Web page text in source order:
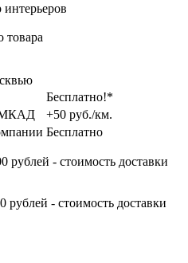
интерьеров
товара
Бесплатно!*
МКАД
+50 руб./км.
Бесплатно
рублей - стоимость доставки
рублей - стоимость доставки